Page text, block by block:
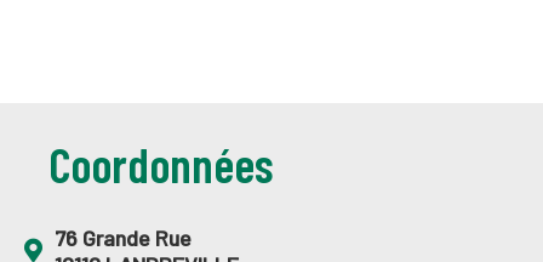
Coordonnées
76 Grande Rue